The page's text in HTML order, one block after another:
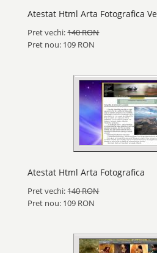
Atestat Html Arta Fotografica
Pret vechi:140 RON
Pret nou: 109 RON
Atestat Html Arta Fotografica
Pret vechi:140 RON
Pret nou: 109 RON